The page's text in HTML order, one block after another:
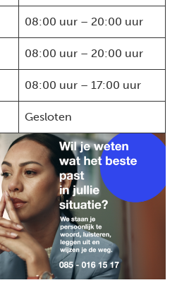
08:00 uur – 20:00 uur
08:00 uur – 20:00 uur
08:00 uur – 17:00 uur
Gesloten